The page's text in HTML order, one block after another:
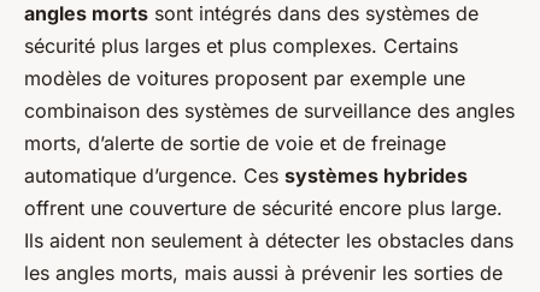
angles morts sont intégrés dans des systèmes de
sécurité plus larges et plus complexes. Certains
modèles de voitures proposent par exemple une
combinaison des systèmes de surveillance des angles
morts, d’alerte de sortie de voie et de freinage
automatique d’urgence. Ces systèmes hybrides
offrent une couverture de sécurité encore plus large.
Ils aident non seulement à détecter les obstacles dans
les angles morts, mais aussi à prévenir les sorties de